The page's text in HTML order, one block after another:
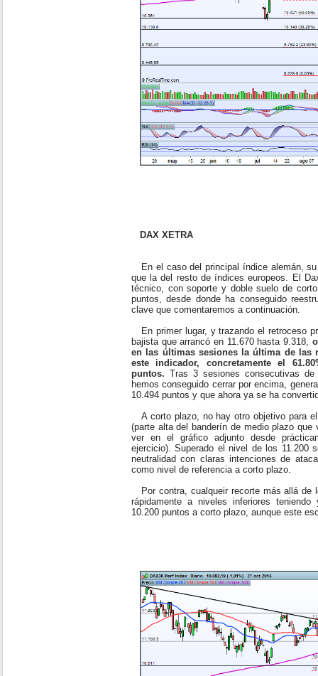
DAX XETRA
En el caso del principal índice alemán,
que la del resto de índices europeos. El
técnico, con soporte y doble suelo de
puntos, desde donde ha conseguido
clave que comentaremos a continuación.
En primer lugar, y trazando el retroceso
bajista que arrancó en 11.670 hasta 9.318,
en las últimas sesiones la última de las
este indicador, concretamente el
puntos. Tras 3 sesiones consecutivas
hemos conseguido cerrar por encima,
10.494 puntos y que ahora ya se ha
A corto plazo, no hay otro objetivo para
(parte alta del banderín de medio plazo
ver en el gráfico adjunto desde
ejercicio). Superado el nivel de los 11.200
neutralidad con claras intenciones de
como nivel de referencia a corto plazo.
Por contra, cualqueir recorte más allá de
rápidamente a niveles inferiores
10.200 puntos a corto plazo, aunque este